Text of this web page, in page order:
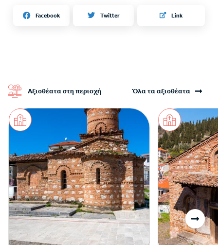
Facebook Twitter Link
Αξιοθέατα στη περιοχή Όλα τα αξιοθέατα